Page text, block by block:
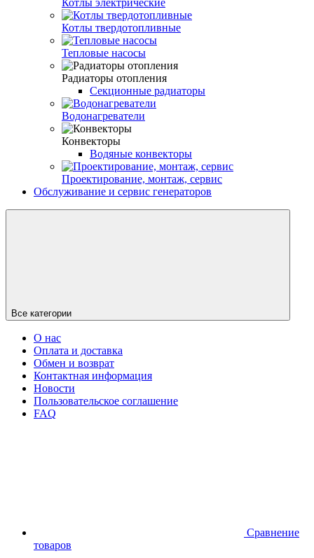
Котлы твердотопливные
Тепловые насосы
Радиаторы отопления
Секционные радиаторы
Водонагреватели
Конвекторы
Водяные конвекторы
Проектирование, монтаж, сервис
Обслуживание и сервис генераторов
Все категории
О нас
Оплата и доставка
Обмен и возврат
Контактная информация
Новости
Пользовательское соглашение
FAQ
Сравнение
товаров